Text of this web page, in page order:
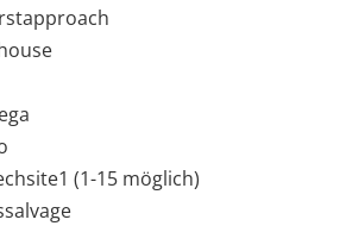
(1-15 möglich)